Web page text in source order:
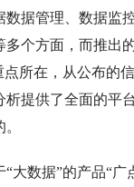
数据管理、数据监
多个方面，而推出
点所在，从公布的
析提供了全面的平
大数据”的产品“广